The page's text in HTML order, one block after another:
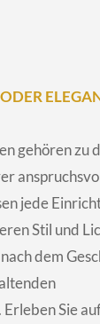
gehören zu
jede
Stil und
dem
Sie